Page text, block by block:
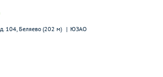
, д. 104, Беляево (202 м) ЮЗАО